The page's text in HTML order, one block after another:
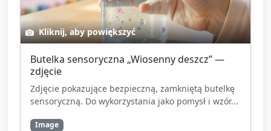
Kliknij, aby powiększyć
Butelka sensoryczna „Wiosenny deszcz” —
zdjęcie
Zdjęcie pokazujące bezpieczną, zamkniętą butelkę
sensoryczną. Do wykorzystania jako pomysł i wzór...
Image